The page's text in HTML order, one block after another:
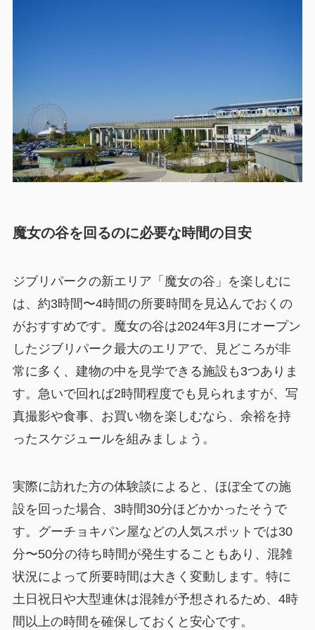
魔女の谷を回るのに必要な時間の目安
ジブリパークの新エリア「魔女の谷」を楽しむに
は、約3時間〜4時間の所要時間を見込んでおくの
がおすすめです。魔女の谷は2024年3月にオープン
したジブリパーク最大のエリアで、見どころが非
常に多く、建物の中を見学できる施設も3つありま
す。急いで回れば2時間程度でも見られますが、写
真撮影や食事、お買い物を楽しむなら、余裕を持
ったスケジュールを組みましょう。
実際に訪れた方の体験談によると、ほぼ全ての施
設を回った場合、3時間30分ほどかかったそうで
す。グーチョキパン屋などの人気スポットでは30
分〜50分の待ち時間が発生することもあり、混雑
状況によって所要時間は大きく変動します。特に
土日祝日や大型連休は混雑が予想されるため、4時
間以上の時間を確保しておくと安心です。